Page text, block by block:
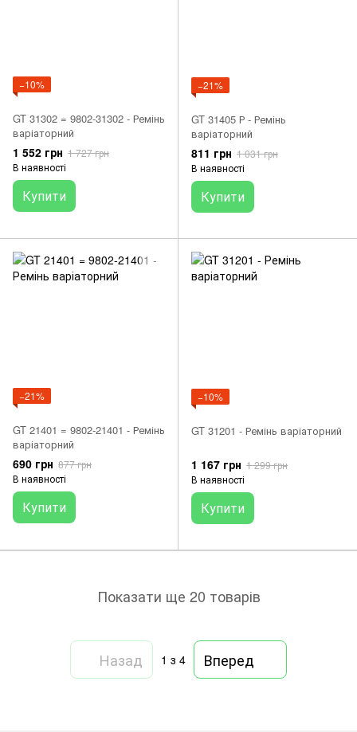
−10%
GT 31302 = 9802-31302 - Ремінь
варіаторний
1 552 грн 1 727 грн
В наявності
Купити
−21%
GT 31405 Р - Ремінь
варіаторний
811 грн 1 031 грн
В наявності
Купити
−21%
GT 21401 = 9802-21401 - Ремінь
варіаторний
690 грн 877 грн
В наявності
Купити
−10%
GT 31201 - Ремінь варіаторний
1 167 грн 1 299 грн
В наявності
Купити
Показати ще 20 товарів
Назад 1 з 4 Вперед